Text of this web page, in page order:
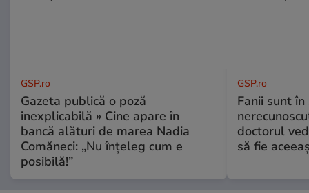
GSP.ro
Gazeta publică o poză
inexplicabilă » Cine apare în
bancă alături de marea Nadia
Comăneci: „Nu înțeleg cum e
posibilă!”
GSP.ro
Fanii sunt în
doctorul
să fie